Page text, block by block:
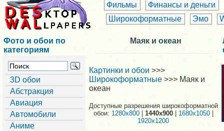
Фильмы
Финансы и деньги
Широкоформатные
Эмо
Фото и обои по
категориям
3D обои
Абстракция
Авиация
Автомобили
Аниме
Маяк и океан
Картинки и обои >>>
Широкоформатные>>> Маяк и
океан
Доступные разрешения широкоформатной
обои: 1280x800 1440x900| 1680x1050
1920x1200